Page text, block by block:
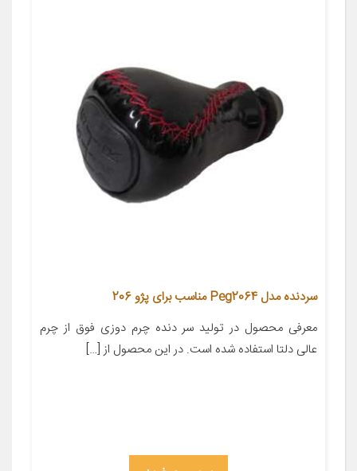
سردنده مدل Peg2064 مناسب برای پژو 206
معرفی محصول در تولید سر دنده چرم دوزی فوق از چرم
عالی دلتا استفاده شده است. در این محصول از […]